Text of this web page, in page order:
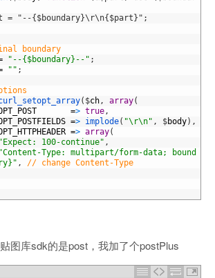
{$boundary}\r\n{$part}";
boundary
"--{$boundary}--" ;
"" ;
( $ch, array(
=> true,
=> implode( "\r\n" , $body) ,
=> array(
"Expect: 100-continue" ,
"Content-Type: multipart/form-data; bound
,
// change Content-Type
图库sdk的是post，我加了个postPlus